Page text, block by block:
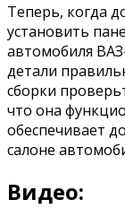
Теперь, когда
установить
автомобиля
детали
сборки
что она
обеспечивает
салоне
Видео: